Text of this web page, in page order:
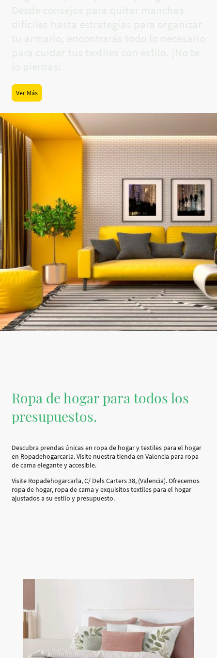
Ver Más
Ropa de hogar para todos los
presupuestos.
Descubra prendas únicas en ropa de hogar y textiles para el hogar
en Ropadehogarcarla. Visite nuestra tienda en Valencia para ropa
de cama elegante y accesible.
Visite Ropadehogarcarla, C/ Dels Carters 38, (Valencia). Ofrecemos
ropa de hogar, ropa de cama y exquisitos textiles para el hogar
ajustados a su estilo y presupuesto.